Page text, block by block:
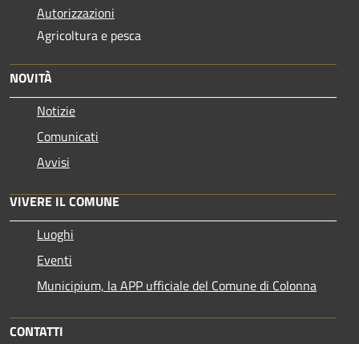
Autorizzazioni
Agricoltura e pesca
NOVITÀ
Notizie
Comunicati
Avvisi
VIVERE IL COMUNE
Luoghi
Eventi
Municipium, la APP ufficiale del Comune di Colonna
CONTATTI